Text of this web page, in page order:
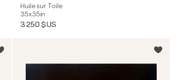
Huile sur Toile
35x35in
3 250 $US